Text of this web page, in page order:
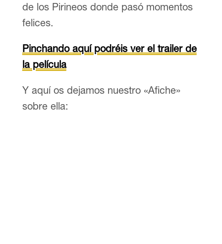
de los Pirineos donde pasó momentos
felices.
Pinchando aquí podréis ver el trailer de
la película
Y aquí os dejamos nuestro «Afiche»
sobre ella: